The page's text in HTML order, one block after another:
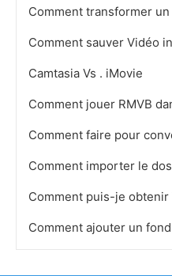
Camtasia Vs . iMovie
Comment jouer RMVB